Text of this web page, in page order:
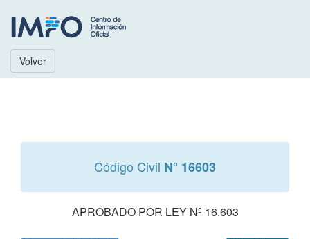
Volver
Código Civil N° 16603
APROBADO POR LEY Nº 16.603